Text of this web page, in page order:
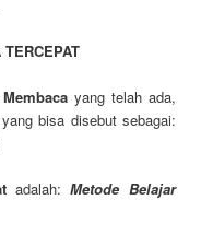
yang telah ada,
bisa disebut sebagai:
adalah:Metode Belajar